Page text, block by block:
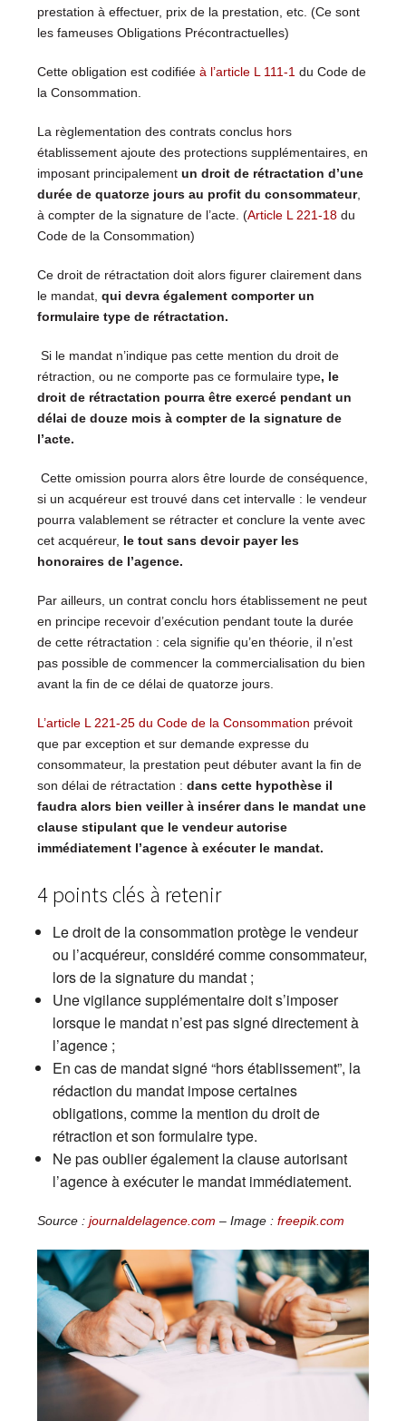
prestation à effectuer, prix de la prestation, etc. (Ce sont
les fameuses Obligations Précontractuelles)
Cette obligation est codifiée à l’article L 111-1 du Code de
la Consommation.
La règlementation des contrats conclus hors
établissement ajoute des protections supplémentaires, en
imposant principalement un droit de rétractation d’une
durée de quatorze jours au profit du consommateur,
à compter de la signature de l’acte. (Article L 221-18du
Code de la Consommation)
Ce droit de rétractation doit alors figurer clairement dans
le mandat, qui devra également comporter un
formulaire type de rétractation.
Si le mandat n’indique pas cette mention du droit de
rétraction, ou ne comporte pas ce formulaire type, le
droit de rétractation pourra être exercé pendant un
délai de douze mois à compter de la signature de
l’acte.
Cette omission pourra alors être lourde de conséquence,
si un acquéreur est trouvé dans cet intervalle : le vendeur
pourra valablement se rétracter et conclure la vente avec
cet acquéreur, le tout sans devoir payer les
honoraires de l’agence.
Par ailleurs, un contrat conclu hors établissement ne peut
en principe recevoir d’exécution pendant toute la durée
de cette rétractation : cela signifie qu’en théorie, il n’est
pas possible de commencer la commercialisation du bien
avant la fin de ce délai de quatorze jours.
L’article L 221-25 du Code de la Consommation prévoit
que par exception et sur demande expresse du
consommateur, la prestation peut débuter avant la fin de
son délai de rétractation : dans cette hypothèse il
faudra alors bien veiller à insérer dans le mandat une
clause stipulant que le vendeur autorise
immédiatement l’agence à exécuter le mandat.
4 points clés à retenir
Le droit de la consommation protège le vendeur
ou l’acquéreur, considéré comme consommateur,
lors de la signature du mandat ;
Une vigilance supplémentaire doit s’imposer
lorsque le mandat n’est pas signé directement à
l’agence ;
En cas de mandat signé “hors établissement”, la
rédaction du mandat impose certaines
obligations, comme la mention du droit de
rétraction et son formulaire type.
Ne pas oublier également la clause autorisant
l’agence à exécuter le mandat immédiatement.
Source : journaldelagence.com – Image : freepik.com